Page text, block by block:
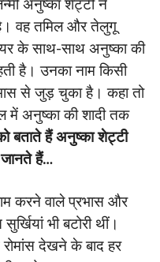
अनुष्का शेट्टी ने
वह तमिल और तेलुगू
के साथ-साथ अनुष्का की
है। उनका नाम किसी
से जुड़ चुका है। कहा तो
में अनुष्का की शादी तक
बताते हैं अनुष्का शेट्टी
हैं…
करने वाले प्रभास और
भी बटोरी थीं।
देखने के बाद हर